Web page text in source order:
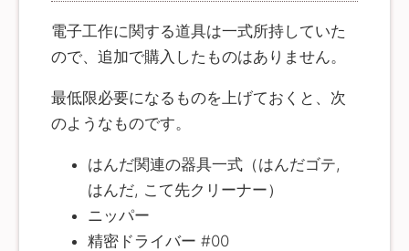
電子工作に関する道具は一式所持していた
ので、追加で購入したものはありません。
最低限必要になるものを上げておくと、次
のようなものです。
はんだ関連の器具一式（はんだゴテ,
はんだ, こて先クリーナー）
ニッパー
精密ドライバー #00